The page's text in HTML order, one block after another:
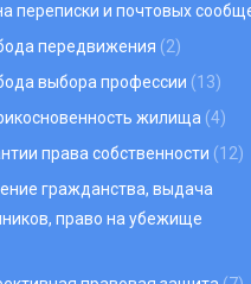
переписки и почтовых
передвижения (2)
выбора профессии (13)
жилища (4)
права собственности (12)
гражданства, выдача
право на убежище